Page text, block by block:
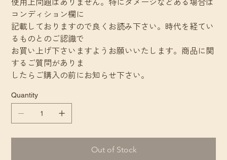
コンディション欄に
記載しておりますので良くお読み下さい。時代を経てい
るものとのご認識で
お買い上げ下さいますようお願いいたします。商品に関
するご質問がありま
したらご購入の前にお知らせ下さい。
Quantity
Out of Stock